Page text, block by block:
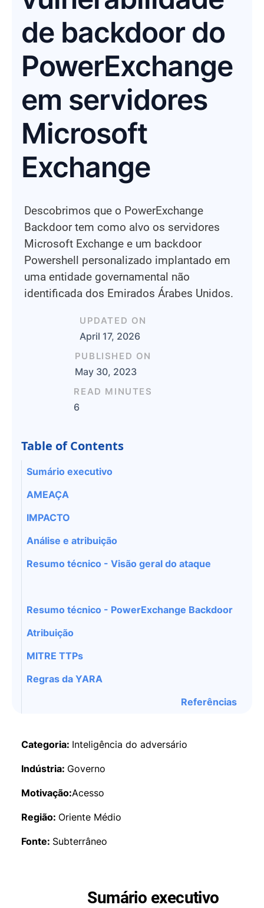
de backdoor do
PowerExchange
em servidores
Microsoft
Exchange
Descobrimos que o PowerExchange
Backdoor tem como alvo os servidores
Microsoft Exchange e um backdoor
Powershell personalizado implantado em
uma entidade governamental não
identificada dos Emirados Árabes Unidos.
UPDATED ON
April 17, 2026
PUBLISHED ON
May 30, 2023
READ MINUTES
6
Table of Contents
Sumário executivo
AMEAÇA
IMPACTO
Análise e atribuição
Resumo técnico - Visão geral do ataque
Resumo técnico - PowerExchange Backdoor
Atribuição
MITRE TTPs
Regras da YARA
Referências
Categoria: Inteligência do adversário
Indústria: Governo
Motivação:Acesso
Região: Oriente Médio
Fonte: Subterrâneo
Sumário executivo